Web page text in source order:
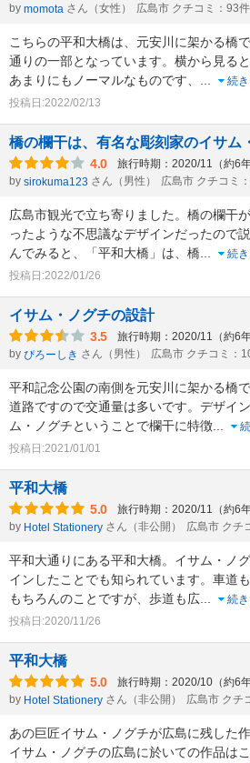
by momota さん（女性） 広島市 クチコミ：93件
こちらの平和大橋は、元安川に架かる橋
通りの一部となっています。横から見る
あまりにもノーマルなものです、 ...
続
投稿日:2022/02/13
橋の欄干は、有名な彫刻家のイサム
4.0 旅行時期：2020/11（約6年
by sirokuma123 さん（男性） 広島市 クチコミ
広島市観光で立ち寄りました。橋の欄干
ったような不思議なデザインだったので
んでみると、「平和大橋」は、橋...
続
投稿日:2022/01/26
イサム・ノグチの設計
3.5 旅行時期：2020/11（約6年
by ぴろーしき さん（男性） 広島市 クチコミ：
平和記念公園の南側を元安川に架かる橋
道路ですので交通量は多いです。デザイ
ム・ノグチということで欄干に特徴...
投稿日:2021/01/01
平和大橋
5.0 旅行時期：2020/11（約6年
by Hotel Stationery さん（非公開） 広島市 クチ
平和大通りにある平和大橋。イサム・ノ
インしたことでも知られています。車道
もちろんのことですが、歩道も広...
続
投稿日:2020/11/26
平和大橋
5.0 旅行時期：2020/10（約6年
by Hotel Stationery さん（非公開） 広島市 クチ
あの巨匠イサム・ノグチが広島に残した作
イサム・ノグチの広島に於いての作品は